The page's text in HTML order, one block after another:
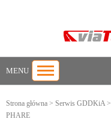
MENU
Strona główna > Serwis GDDKiA>
PHARE